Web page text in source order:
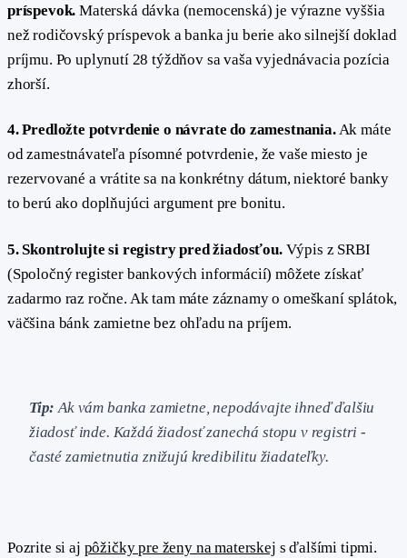
príspevok. Materská dávka (nemocenská) je výrazne vyššia
než rodičovský príspevok a banka ju berie ako silnejší doklad
príjmu. Po uplynutí 28 týždňov sa vaša vyjednávacia pozícia
zhorší.
4. Predložte potvrdenie o návrate do zamestnania.Ak máte
od zamestnávateľa písomné potvrdenie, že vaše miesto je
rezervované a vrátite sa na konkrétny dátum, niektoré banky
to berú ako doplňujúci argument pre bonitu.
5. Skontrolujte si registry pred žiadosťou.Výpis z SRBI
(Spoločný register bankových informácií) môžete získať
zadarmo raz ročne. Ak tam máte záznamy o omeškaní splátok,
väčšina bánk zamietne bez ohľadu na príjem.
Tip: Ak vám banka zamietne, nepodávajte ihneď ďalšiu
žiadosť inde. Každá žiadosť zanechá stopu v registri -
časté zamietnutia znižujú kredibilitu žiadateľky.
Pozrite si aj pôžičky pre ženy na materskej s ďalšími tipmi.